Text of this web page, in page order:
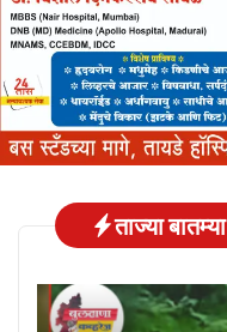
ताज्या बातम्या